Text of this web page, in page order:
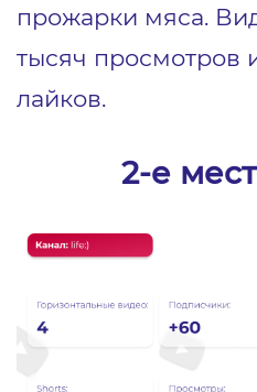
прожарки мяса.
тысяч просмотров
лайков.
2-е